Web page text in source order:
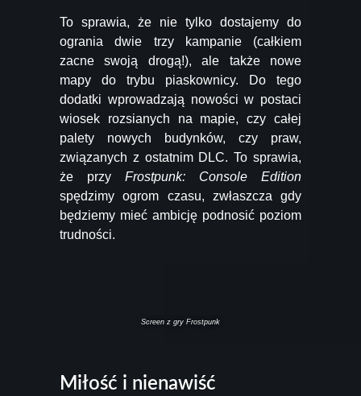
To sprawia, że nie tylko dostajemy do
ogrania dwie trzy kampanie (całkiem
zacne swoją drogą!), ale także nowe
mapy do trybu piaskownicy. Do tego
dodatki wprowadzają nowości w postaci
wiosek rozsianych na mapie, czy całej
palety nowych budynków, czy praw,
związanych z ostatnim DLC. To sprawia,
że przy Frostpunk: Console Edition
spędzimy ogrom czasu, zwłaszcza gdy
będziemy mieć ambicję podnosić poziom
trudności.
Screen z gry Frostpunk
Miłość i nienawiść